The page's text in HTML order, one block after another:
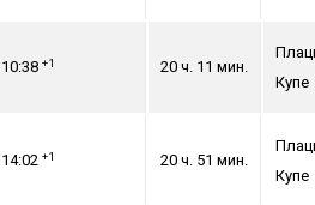
10:38 +1 20 ч. 11 мин.
Купе
14:02 +1 20 ч. 51 мин.
Купе